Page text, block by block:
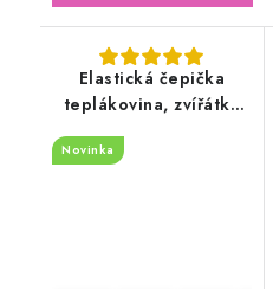
Elastická čepička
teplákovina, zvířátka
Novinka